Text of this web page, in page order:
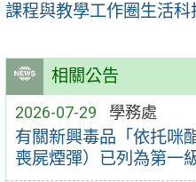
相關公告
2026-07-29 學務處
有關新興毒品「依托咪
喪屍煙彈）已列為第一
課程與教學工作圈生活科